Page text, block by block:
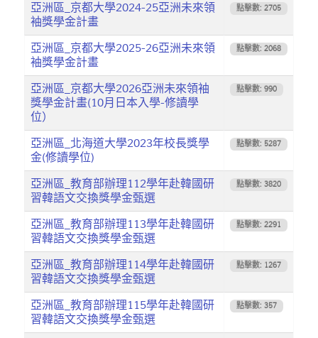
亞洲區_京都大學2024-25亞洲未來領
袖獎學金計畫
點擊數: 2705
亞洲區_京都大學2025-26亞洲未來領
袖獎學金計畫
點擊數: 2068
亞洲區_京都大學2026亞洲未來領袖
獎學金計畫(10月日本入學-修讀學
位）
點擊數: 990
亞洲區_北海道大學2023年校長獎學
金(修讀學位)
點擊數: 5287
亞洲區_教育部辦理112學年赴韓國研
習韓語文交換獎學金甄選
點擊數: 3820
亞洲區_教育部辦理113學年赴韓國研
習韓語文交換獎學金甄選
點擊數: 2291
亞洲區_教育部辦理114學年赴韓國研
習韓語文交換獎學金甄選
點擊數: 1267
亞洲區_教育部辦理115學年赴韓國研
習韓語文交換獎學金甄選
點擊數: 357